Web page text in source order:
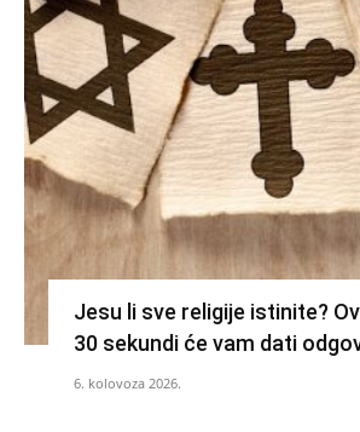
Jesu li sve religije istinite?
30 sekundi će vam dati
6. kolovoza 2026.